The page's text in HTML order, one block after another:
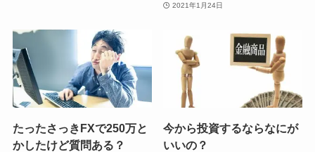
2021年1月24日
たったさっきFXで250万と
かしたけど質問ある？
今から投資するならなにが
いいの？